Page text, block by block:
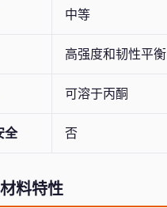
中等
高强度和韧性平衡
可溶于丙酮
全 否
料特性